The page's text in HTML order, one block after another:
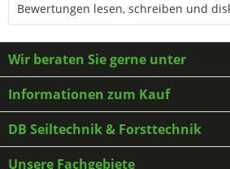
Bewertungen lesen, schreiben und
Wir beraten Sie gerne unter
Informationen zum Kauf
DB Seiltechnik & Forsttechnik
Unsere Fachgebiete